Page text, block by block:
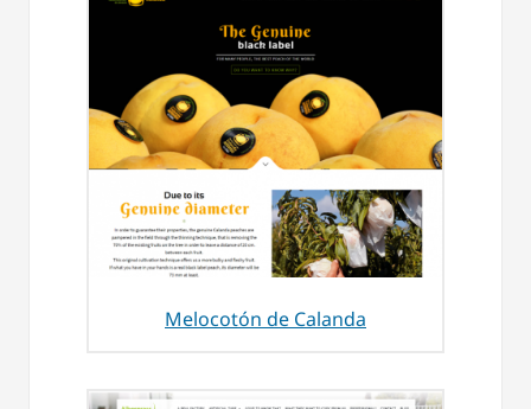
Melocotón de Calanda